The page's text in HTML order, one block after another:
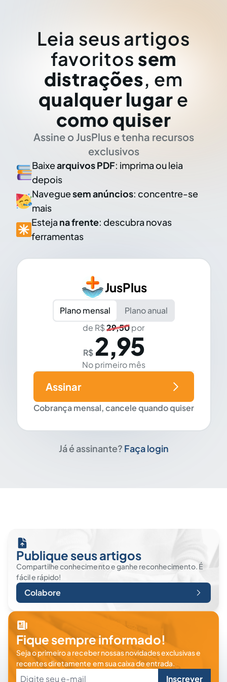
Leia seus artigos
favoritos sem
distrações, em
qualquer lugar e
como quiser
Assine o JusPlus e tenha recursos
exclusivos
Baixearquivos PDF: imprima ou leia
depois
Naveguesem anúncios: concentre-se
mais
Esteja na frente: descubra novas
ferramentas
JusPlus
Plano mensal
Plano anual
de R$29,50por
R$ 2,95
No primeiro mês
Cobrança mensal, cancele quando quiser
Assinar
Já é assinante? Faça login
Publique seus artigos
Compartilhe conhecimento e ganhe reconhecimento. É
fácil e rápido!
Colabore
Fique sempre informado!
Seja o primeiro a receber nossas novidades exclusivas e
recentes diretamente em sua caixa de entrada.
Inscrever